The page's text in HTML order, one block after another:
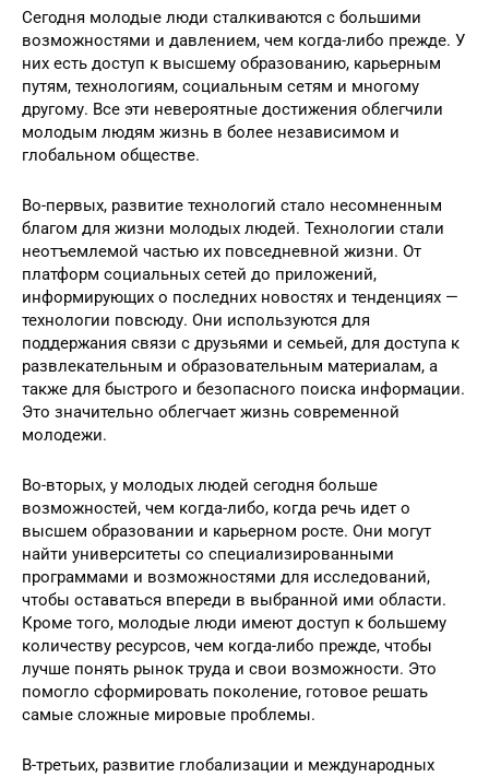
Сегодня молодые люди сталкиваются с большими
возможностями и давлением, чем когда-либо прежде. У
них есть доступ к высшему образованию, карьерным
путям, технологиям, социальным сетям и многому
другому. Все эти невероятные достижения облегчили
молодым людям жизнь в более независимом и
глобальном обществе.
Во-первых, развитие технологий стало несомненным
благом для жизни молодых людей. Технологии стали
неотъемлемой частью их повседневной жизни. От
платформ социальных сетей до приложений,
информирующих о последних новостях и тенденциях —
технологии повсюду. Они используются для
поддержания связи с друзьями и семьей, для доступа к
развлекательным и образовательным материалам, а
также для быстрого и безопасного поиска информации.
Это значительно облегчает жизнь современной
молодежи.
Во-вторых, у молодых людей сегодня больше
возможностей, чем когда-либо, когда речь идет о
высшем образовании и карьерном росте. Они могут
найти университеты со специализированными
программами и возможностями для исследований,
чтобы оставаться впереди в выбранной ими области.
Кроме того, молодые люди имеют доступ к большему
количеству ресурсов, чем когда-либо прежде, чтобы
лучше понять рынок труда и свои возможности. Это
помогло сформировать поколение, готовое решать
самые сложные мировые проблемы.
В-третьих, развитие глобализации и международных